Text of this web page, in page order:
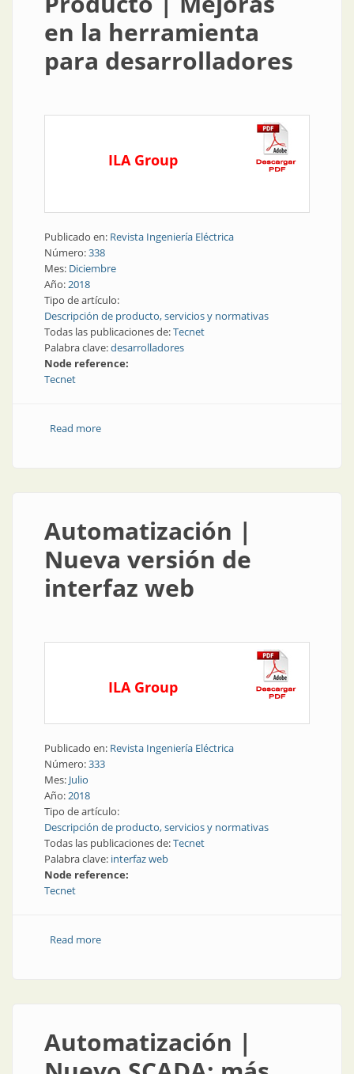
en la herramienta
para desarrolladores
ILA Group
Publicado en: Revista Ingeniería Eléctrica
Número:338
Mes: Diciembre
Año:2018
Tipo de artículo:
Descripción de producto, servicios y normativas
Todas las publicaciones de:Tecnet
Palabra clave:desarrolladores
Node reference:
Tecnet
Read moreabout Producto | Mejoras en la herramienta para
Automatización |
Nueva versión de
interfaz web
ILA Group
Publicado en: Revista Ingeniería Eléctrica
Número:333
Mes: Julio
Año:2018
Tipo de artículo:
Descripción de producto, servicios y normativas
Todas las publicaciones de:Tecnet
Palabra clave: interfaz web
Node reference:
Tecnet
Read moreabout Automatización | Nueva versión de interfaz
Automatización |